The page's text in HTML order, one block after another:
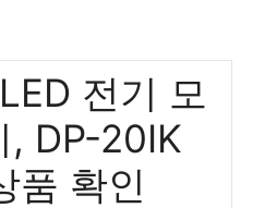
전기 모
, DP-20IK
품 확인